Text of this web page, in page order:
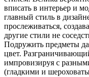
вписать в интерьер и
главный стиль в
прослеживаться,
другие стили не
Подружить предметы
цвет.
импровизируя с
(гладкими и